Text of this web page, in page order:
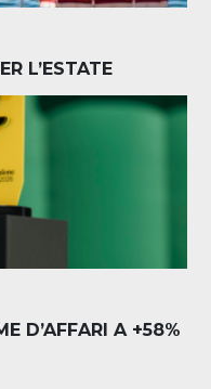
L’ESTATE
D’AFFARI A +58%